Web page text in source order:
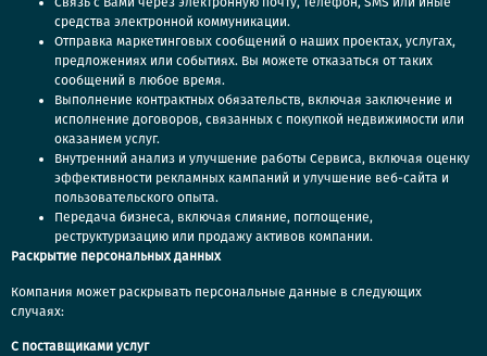
средства электронной коммуникации.
Отправка маркетинговых сообщений о наших проектах, услугах,
предложениях или событиях. Вы можете отказаться от таких
сообщений в любое время.
Выполнение контрактных обязательств, включая заключение и
исполнение договоров, связанных с покупкой недвижимости или
оказанием услуг.
Внутренний анализ и улучшение работы Сервиса, включая оценку
эффективности рекламных кампаний и улучшение веб-сайта и
пользовательского опыта.
Передача бизнеса, включая слияние, поглощение,
реструктуризацию или продажу активов компании.
Раскрытие персональных данных
Компания может раскрывать персональные данные в следующих
случаях:
С поставщиками услуг